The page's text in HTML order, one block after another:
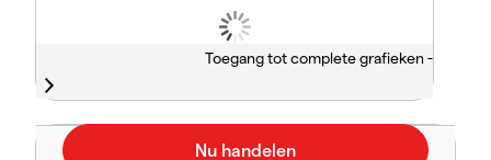
Toegang tot complete grafieken -